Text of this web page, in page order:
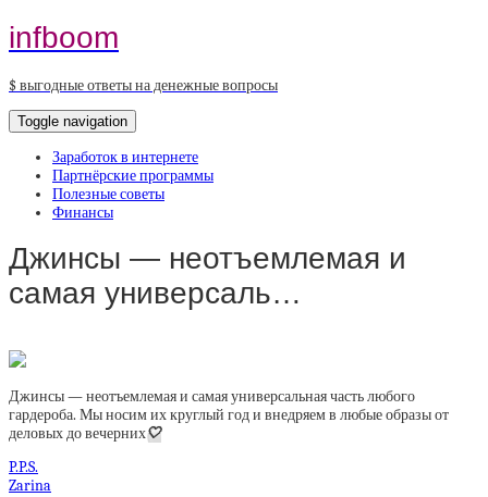
infboom
$ выгодные ответы на денежные вопросы
Toggle navigation
Заработок в интернете
Партнёрские программы
Полезные советы
Финансы
Джинсы — неотъемлемая и
самая универсаль…
Джинсы — неотъемлемая и самая универсальная часть любого
гардероба. Мы носим их круглый год и внедряем в любые образы от
деловых до вечерних🤍
P.P.S.
Zarina